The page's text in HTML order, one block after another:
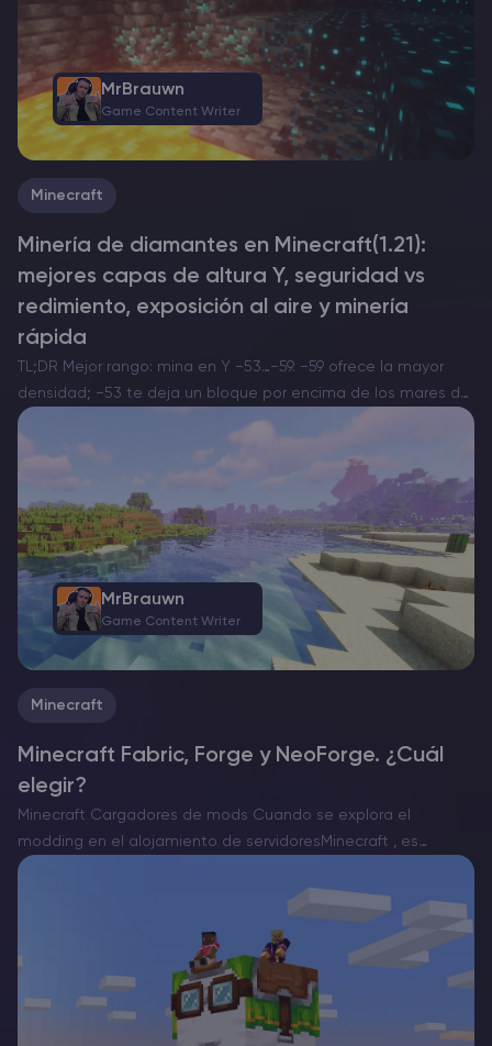
Minecraft
Minería de diamantes en Minecraft(1.21):
mejores capas de altura Y, seguridad vs
redimiento, exposición al aire y minería
rápida
TL;DR Mejor rango: mina en Y −53…−59. −59 ofrece la mayor
densidad; −53 te deja un bloque por encima de los mares de
lava típicos y reduce interrupciones. Rango de generación: la
MrBrauwn
Game Content Writer
Minecraft
Minecraft Fabric, Forge y NeoForge. ¿Cuál
elegir?
Minecraft Cargadores de mods Cuando se explora el
modding en el alojamiento de servidoresMinecraft , es
esencial elegir el cargador de mods adecuado. Actualmente,
existen tres opciones destacadas: Forge, Fabric y el
recientemente aparecido NeoForge….
MrBrauwn
Game Content Writer